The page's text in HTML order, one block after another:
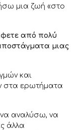
μια ζωή «στο
από πολύ
μιας
και
στα ερωτήματα
αναλύσω, να
άλλα